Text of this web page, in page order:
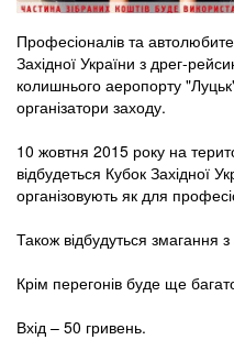
Професіоналів та
Західної України з дрег-
колишнього аеропорту
організатори заходу.
10 жовтня 2015 року на
відбудеться Кубок Західної
організовують як для
Також відбудуться змагання
Крім перегонів буде ще
Вхід – 50 гривень.